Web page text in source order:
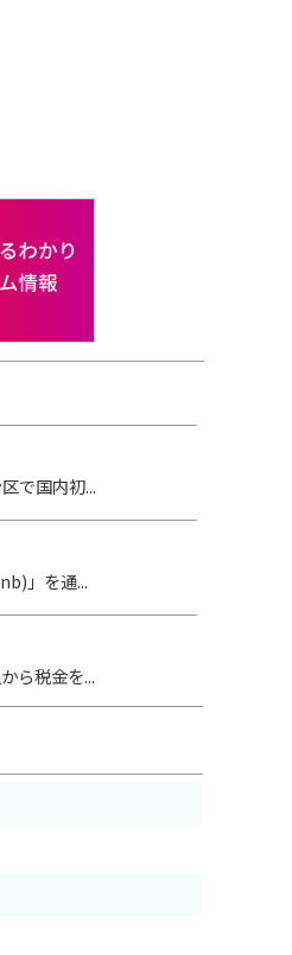
で国内初...
」を通...
ら税金を...